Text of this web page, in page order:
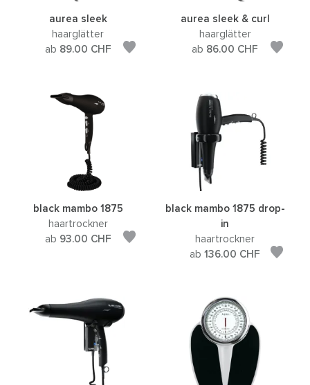
aurea sleek
haarglätter
ab 89.00 CHF
aurea sleek & curl
haarglätter
ab 86.00 CHF
black mambo 1875
haartrockner
ab 93.00 CHF
black mambo 1875 drop-
in
haartrockner
ab136.00 CHF